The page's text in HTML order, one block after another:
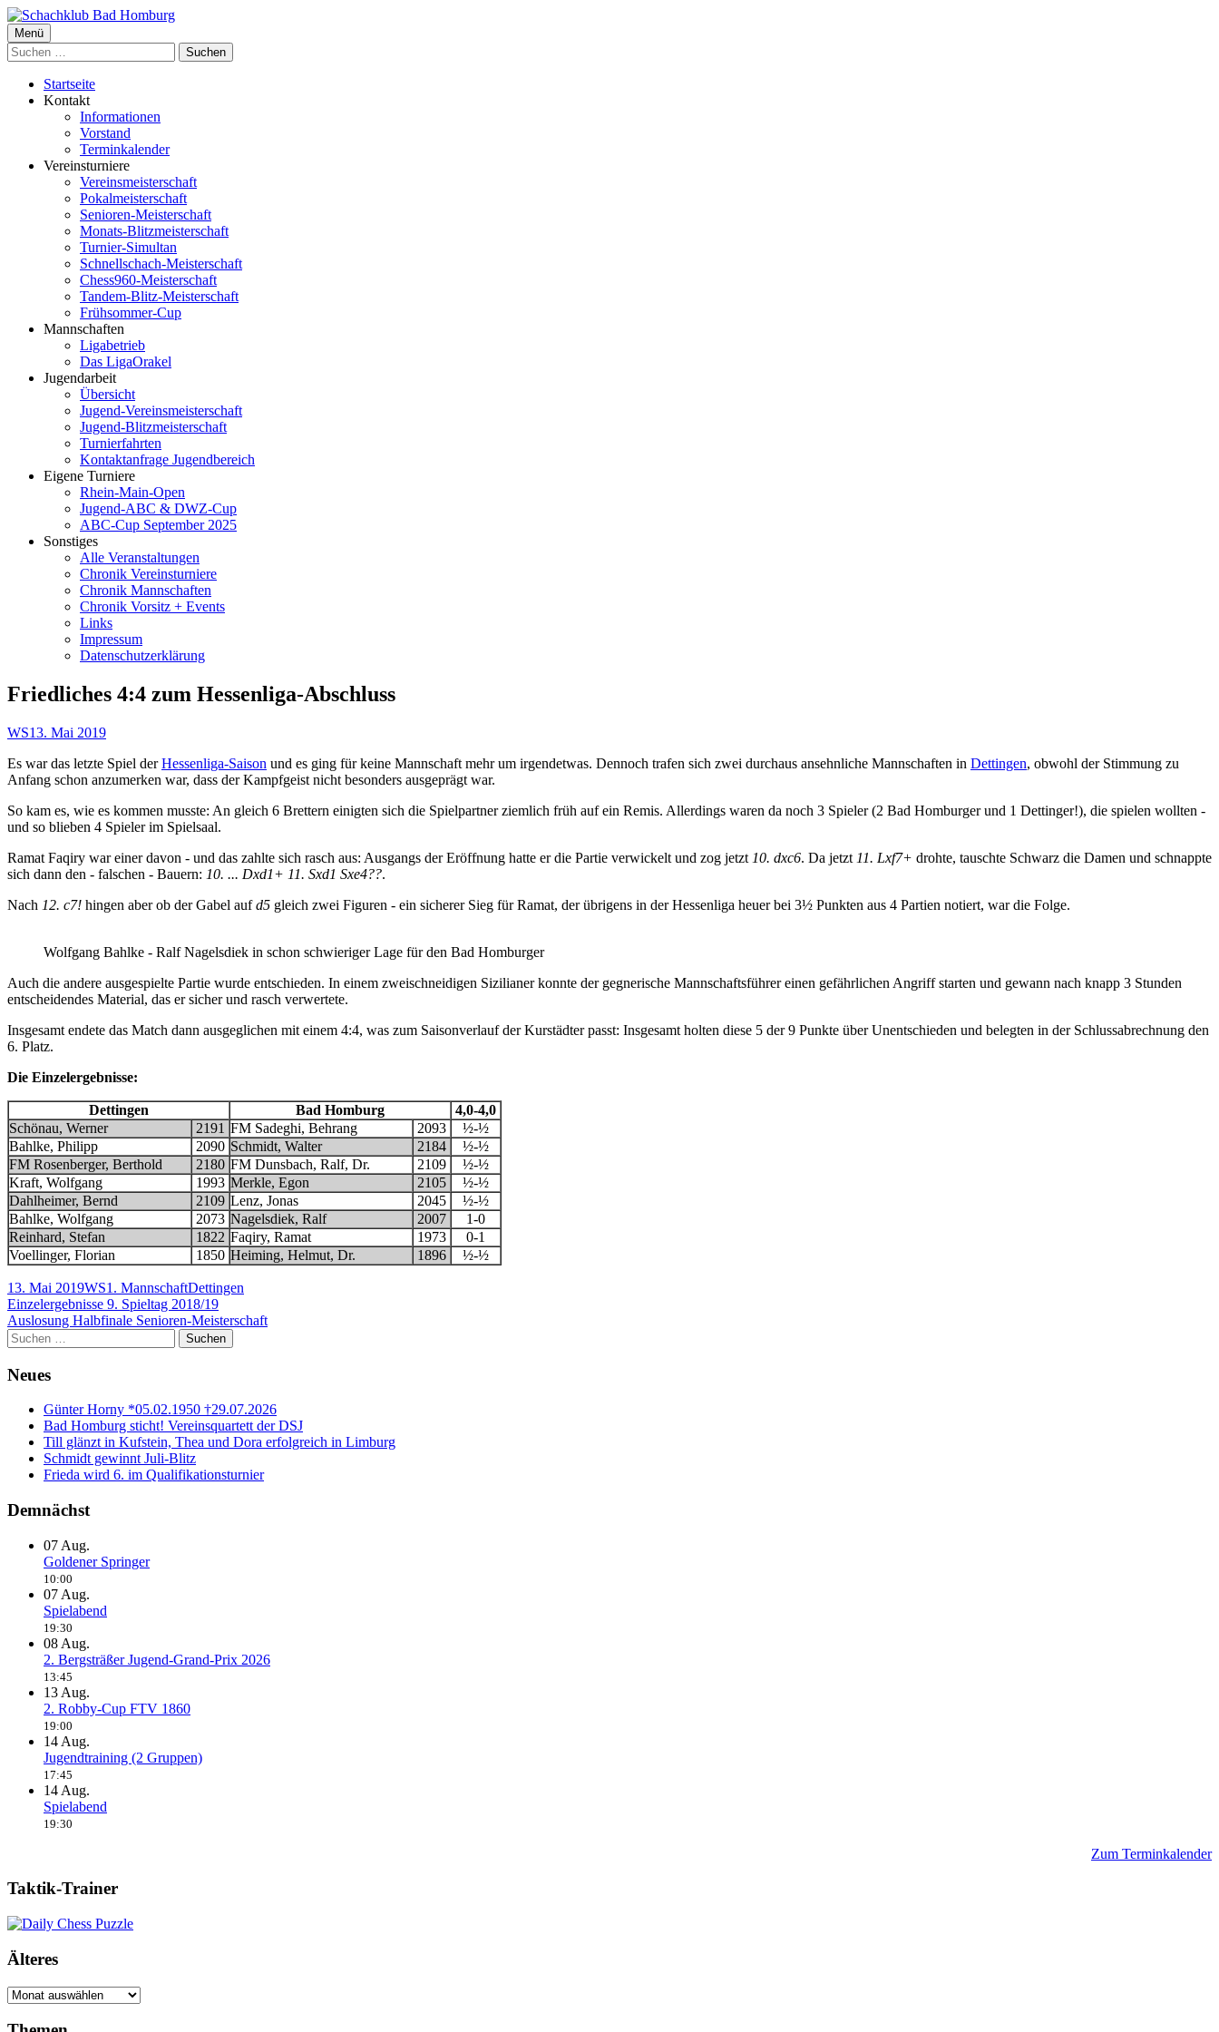
Springe
zum
Inhalt
Schachklub Bad Homburg
Primäres
Menü
Menü
Suchen
nach:
Startseite
Kontakt
Informationen
Vorstand
Terminkalender
Vereinsturniere
Vereinsmeisterschaft
Pokalmeisterschaft
Senioren-Meisterschaft
Monats-Blitzmeisterschaft
Turnier-Simultan
Schnellschach-Meisterschaft
Chess960-Meisterschaft
Tandem-Blitz-Meisterschaft
Frühsommer-Cup
Mannschaften
Ligabetrieb
Das LigaOrakel
Jugendarbeit
Übersicht
Jugend-Vereinsmeisterschaft
Jugend-Blitzmeisterschaft
Turnierfahrten
Kontaktanfrage Jugendbereich
Eigene Turniere
Rhein-Main-Open
Jugend-ABC & DWZ-Cup
ABC-Cup September 2025
Sonstiges
Alle Veranstaltungen
Chronik Vereinsturniere
Chronik Mannschaften
Chronik Vorsitz + Events
Links
Impressum
Datenschutzerklärung
Friedliches 4:4 zum Hessenliga-Abschluss
Autor
WSVeröffentlicht
13. Mai 2019
Es war das letzte Spiel derHessenliga-Saison und es ging für keine Mannschaft mehr um irgendetwas. Dennoch trafen sich zwei durchaus ansehnliche Mannschaften in Dettingen, obwohl der Stimmung zu
Anfang schon anzumerken war, dass der Kampfgeist nicht besonders ausgeprägt war.
So kam es, wie es kommen musste: An gleich 6 Brettern einigten sich die Spielpartner ziemlich früh auf ein Remis. Allerdings waren da noch 3 Spieler (2 Bad Homburger und 1 Dettinger!), die spielen wollten -
und so blieben 4 Spieler im Spielsaal.
Ramat Faqiry war einer davon - und das zahlte sich rasch aus: Ausgangs der Eröffnung hatte er die Partie verwickelt und zog jetzt 10. dxc6. Da jetzt 11. Lxf7+ drohte, tauschte Schwarz die Damen und schnappte
sich dann den - falschen - Bauern: 10. ... Dxd1+ 11. Sxd1 Sxe4??.
Nach 12. c7! hingen aber ob der Gabel aufd5 gleich zwei Figuren - ein sicherer Sieg für Ramat, der übrigens in der Hessenliga heuer bei 3½ Punkten aus 4 Partien notiert, war die Folge.
Wolfgang Bahlke - Ralf Nagelsdiek in schon schwieriger Lage für den Bad Homburger
Auch die andere ausgespielte Partie wurde entschieden. In einem zweischneidigen Sizilianer konnte der gegnerische Mannschaftsführer einen gefährlichen Angriff starten und gewann nach knapp 3 Stunden
entscheidendes Material, das er sicher und rasch verwertete.
Insgesamt endete das Match dann ausgeglichen mit einem 4:4, was zum Saisonverlauf der Kurstädter passt: Insgesamt holten diese 5 der 9 Punkte über Unentschieden und belegten in der Schlussabrechnung den
6. Platz.
Die Einzelergebnisse:
Dettingen Bad Homburg
4,0-4,0
Schönau, Werner
2191 FM Sadeghi, Behrang 2093
½-½
Bahlke, Philipp
2090 Schmidt, Walter 2184
½-½
FM Rosenberger, Berthold
2180 FM Dunsbach, Ralf, Dr. 2109
½-½
Kraft, Wolfgang
1993 Merkle, Egon 2105
½-½
Dahlheimer, Bernd
2109 Lenz, Jonas 2045
½-½
Bahlke, Wolfgang
2073 Nagelsdiek, Ralf 2007
1-0
Reinhard, Stefan
1822 Faqiry, Ramat 1973
0-1
Voellinger, Florian
1850 Heiming, Helmut, Dr. 1896 ½-½
Veröffentlicht
am
13. Mai 2019Autor
WSKategorien
1. MannschaftSchlagwörter
Dettingen
Beitragsnavigation
Vorheriger
Beitrag:
Einzelergebnisse 9. Spieltag 2018/19
Nächster
Beitrag
Auslosung Halbfinale Senioren-Meisterschaft
Haupt-
Seitenleiste
Suchen
nach:
Neues
Günter Horny *05.02.1950 †29.07.2026
Bad Homburg sticht! Vereinsquartett der DSJ
Till glänzt in Kufstein, Thea und Dora erfolgreich in Limburg
Schmidt gewinnt Juli-Blitz
Frieda wird 6. im Qualifikationsturnier
Demnächst
07 Aug.
Goldener Springer
10:00
07 Aug.
Spielabend
19:30
08 Aug.
2. Bergsträßer Jugend-Grand-Prix 2026
13:45
13 Aug.
2. Robby-Cup FTV 1860
19:00
14 Aug.
Jugendtraining (2 Gruppen)
17:45
14 Aug.
Spielabend
19:30
Zum Terminkalender
Taktik-Trainer
Älteres
Älteres